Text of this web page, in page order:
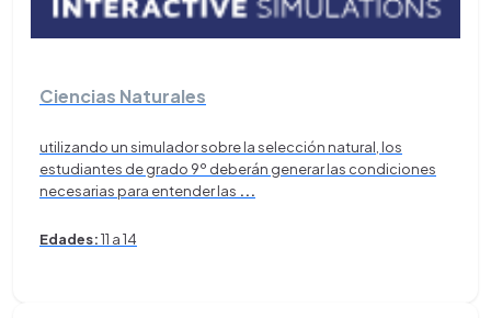
Ciencias Naturales
utilizando un simulador sobre la selección natural, los
estudiantes de grado 9º deberán generar las condiciones
necesarias para entender las ...
Edades:11 a 14